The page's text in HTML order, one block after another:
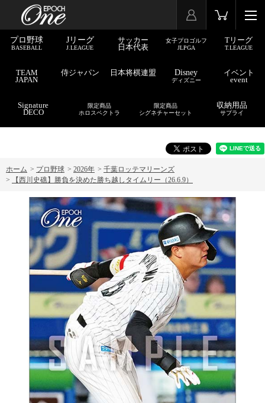
プロ野球
BASEBALL
Jリーグ
J.LEAGUE
サッカー
日本代表
女子プロゴルフ
JLPGA
Tリーグ
T.LEAGUE
TEAM
JAPAN
侍ジャパン 日本将棋連盟 Disney
ディズニー
イベント
event
Signature
DECO
限定商品
ホロスペクトラ
限定商品
シグネチャーセット
収納用品
サプライ
ホーム > プロ野球 > 2026年 > 千葉ロッテマリーンズ
>
【西川史礁】勝負を決めた勝ち越しタイムリー（26.6.9）